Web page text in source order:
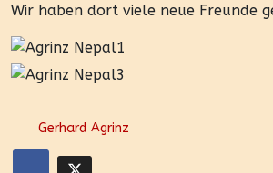
Wir haben dort viele neue Freunde
Gerhard Agrinz